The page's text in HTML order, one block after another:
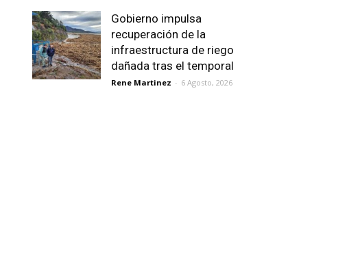
Gobierno impulsa
recuperación de la
infraestructura de riego
dañada tras el temporal
Rene Martinez - 6 Agosto, 2026